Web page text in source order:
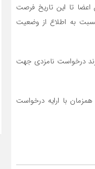
تاریخ 15/10/1401 تمدید شد. بنابراین اعضا تا این تاریخ فرصت
از طریق مراجعه به معاونت بین‌الملل اتاق ایران یا تماس با شماره تلفن 85732388 نسبت به اطلاع از وضعیت
تایید شده است؛ حداکثر تا تاریخ 18/10/1401 فرصت دارند درخواست نامزدی جهت
با ارایه درخواست